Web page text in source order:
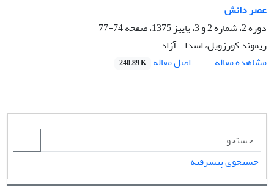
عصر دانش
دوره 2، شماره 2 و 3، پاییز 1375، صفحه
74-77
ریموند کورزویل، اسدا. . آزاد
مشاهده مقاله
اصل مقاله 240.89 K
جستجوی پیشرفته